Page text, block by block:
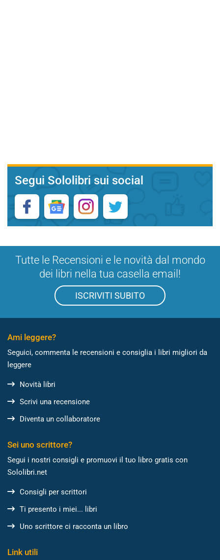
Segui Sololibri sui social
Tutte le Recensioni e le novità dal mondo
dei libri nella tua casella email!
ISCRIVITI SUBITO
Ami leggere?
Seguici, commenta le recensioni e consiglia i libri migliori da
leggere
Novità libri
Scrivi una recensione
Diventa un collaboratore
Sei uno scrittore?
Segui i nostri consigli e promuovi il tuo libro gratis con
Sololibri.net
Consigli per scrittori
Ti presento i miei... libri
Uno scrittore ci racconta un libro
Link utili